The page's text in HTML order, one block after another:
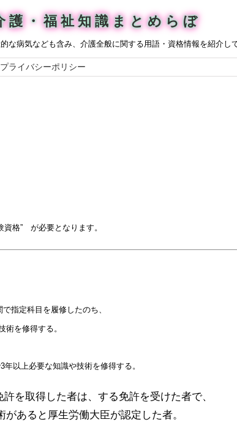
護・福祉知識まとめらぼ
な病気なども含み、介護全般に関する用語・資格情報を紹介し
プライバシーポリシー
格” が必要となります。
指定科目を履修したのち、
術を修得する。
以上必要な知識や技術を修得する。
を取得した者は、する免許を受けた者で、
あると厚生労働大臣が認定した者。